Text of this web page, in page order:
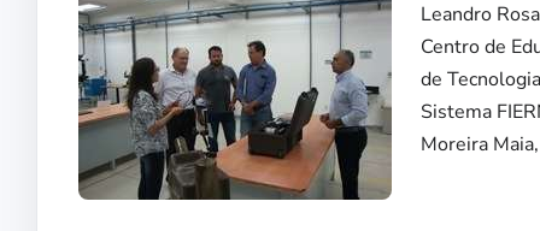
Leandro
Centro de
de
Sistema
Moreira